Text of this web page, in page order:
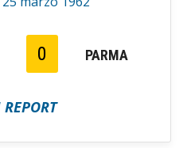
0 PARMA